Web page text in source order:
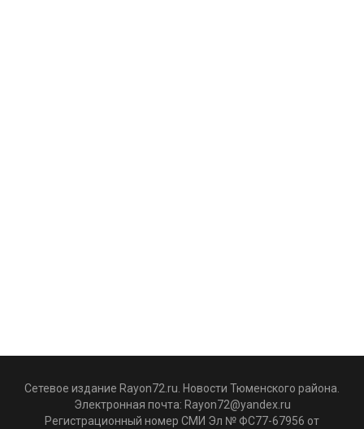
Сетевое издание Rayon72.ru. Новости Тюменского района.
Электронная почта: Rayon72@yandex.ru
Регистрационный номер СМИ Эл № ФС77-67956 от